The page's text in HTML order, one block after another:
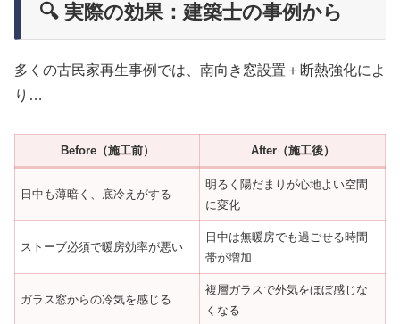
🔍 実際の効果：建築士の事例から
多くの古民家再生事例では、南向き窓設置＋断熱強化によ
り…
Before（施工前） After（施工後）
日中も薄暗く、底冷えがする
明るく陽だまりが心地よい空間
に変化
ストーブ必須で暖房効率が悪い
日中は無暖房でも過ごせる時間
帯が増加
ガラス窓からの冷気を感じる
複層ガラスで外気をほぼ感じな
くなる